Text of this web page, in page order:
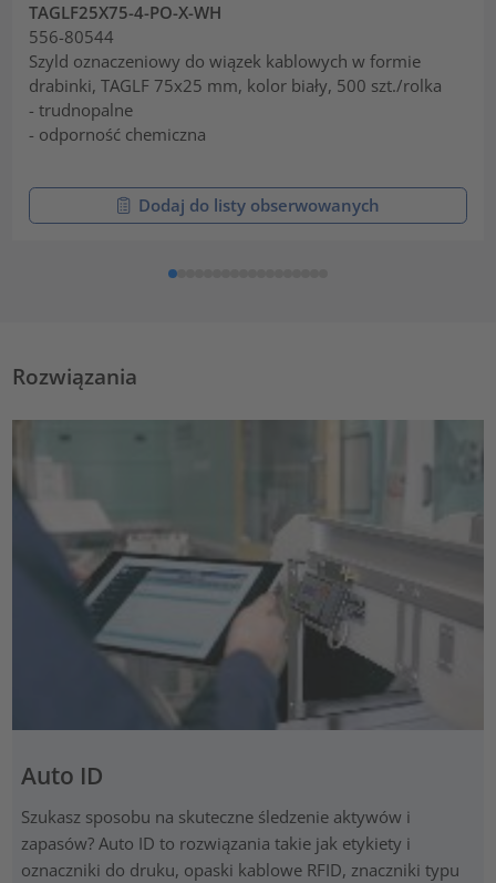
TAGLF25X75-4-PO-X-WH
556-80544
Szyld oznaczeniowy do wiązek kablowych w formie
drabinki, TAGLF 75x25 mm, kolor biały, 500 szt./rolka
- trudnopalne
- odporność chemiczna
Dodaj do listy obserwowanych
Rozwiązania
Auto ID
Szukasz sposobu na skuteczne śledzenie aktywów i
zapasów? Auto ID to rozwiązania takie jak etykiety i
oznaczniki do druku, opaski kablowe RFID, znaczniki typu